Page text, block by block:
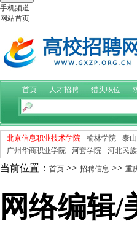
手机频道
网站首页
首页 人才招聘 猎头职位
北京信息职业技术学院 榆林学院 泰
广州华商职业学院
河套学院 河北民
当前位置： 首页 >> 招聘信息 >> 重
网络编辑/